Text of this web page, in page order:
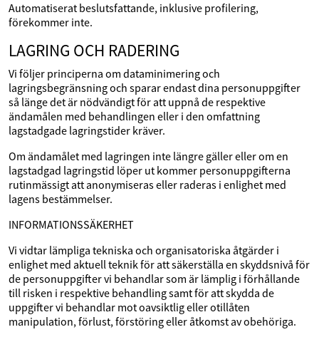
Automatiserat beslutsfattande, inklusive profilering,
förekommer inte.
LAGRING OCH RADERING
Vi följer principerna om dataminimering och
lagringsbegränsning och sparar endast dina personuppgifter
så länge det är nödvändigt för att uppnå de respektive
ändamålen med behandlingen eller i den omfattning
lagstadgade lagringstider kräver.
Om ändamålet med lagringen inte längre gäller eller om en
lagstadgad lagringstid löper ut kommer personuppgifterna
rutinmässigt att anonymiseras eller raderas i enlighet med
lagens bestämmelser.
INFORMATIONSSÄKERHET
Vi vidtar lämpliga tekniska och organisatoriska åtgärder i
enlighet med aktuell teknik för att säkerställa en skyddsnivå för
de personuppgifter vi behandlar som är lämplig i förhållande
till risken i respektive behandling samt för att skydda de
uppgifter vi behandlar mot oavsiktlig eller otillåten
manipulation, förlust, förstöring eller åtkomst av obehöriga.